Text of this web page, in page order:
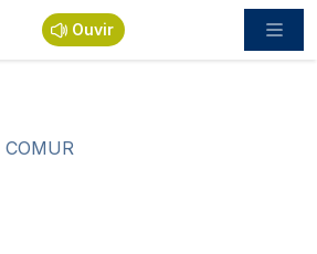
principal
Ouvir
estrutural
COMUR